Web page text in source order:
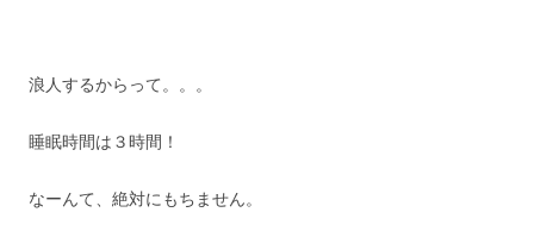
浪人するからって。。。
睡眠時間は３時間！
なーんて、絶対にもちません。